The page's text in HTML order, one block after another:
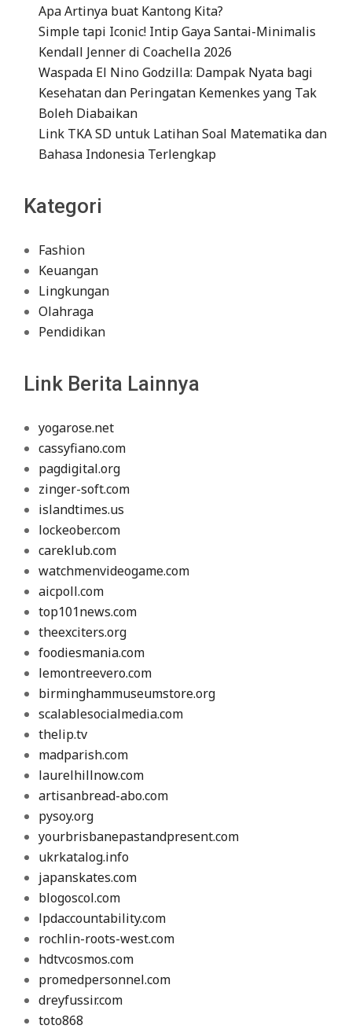
Apa Artinya buat Kantong Kita?
Simple tapi Iconic! Intip Gaya Santai-Minimalis
Kendall Jenner di Coachella 2026
Waspada El Nino Godzilla: Dampak Nyata bagi
Kesehatan dan Peringatan Kemenkes yang Tak
Boleh Diabaikan
Link TKA SD untuk Latihan Soal Matematika dan
Bahasa Indonesia Terlengkap
Kategori
Fashion
Keuangan
Lingkungan
Olahraga
Pendidikan
Link Berita Lainnya
yogarose.net
cassyfiano.com
pagdigital.org
zinger-soft.com
islandtimes.us
lockeober.com
careklub.com
watchmenvideogame.com
aicpoll.com
top101news.com
theexciters.org
foodiesmania.com
lemontreevero.com
birminghammuseumstore.org
scalablesocialmedia.com
thelip.tv
madparish.com
laurelhillnow.com
artisanbread-abo.com
pysoy.org
yourbrisbanepastandpresent.com
ukrkatalog.info
japanskates.com
blogoscol.com
lpdaccountability.com
rochlin-roots-west.com
hdtvcosmos.com
promedpersonnel.com
dreyfussir.com
toto868